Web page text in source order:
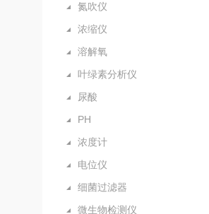
氮吹仪
浓缩仪
溶解氧
叶绿素分析仪
尿酸
PH
浓度计
电位仪
细菌过滤器
微生物检测仪